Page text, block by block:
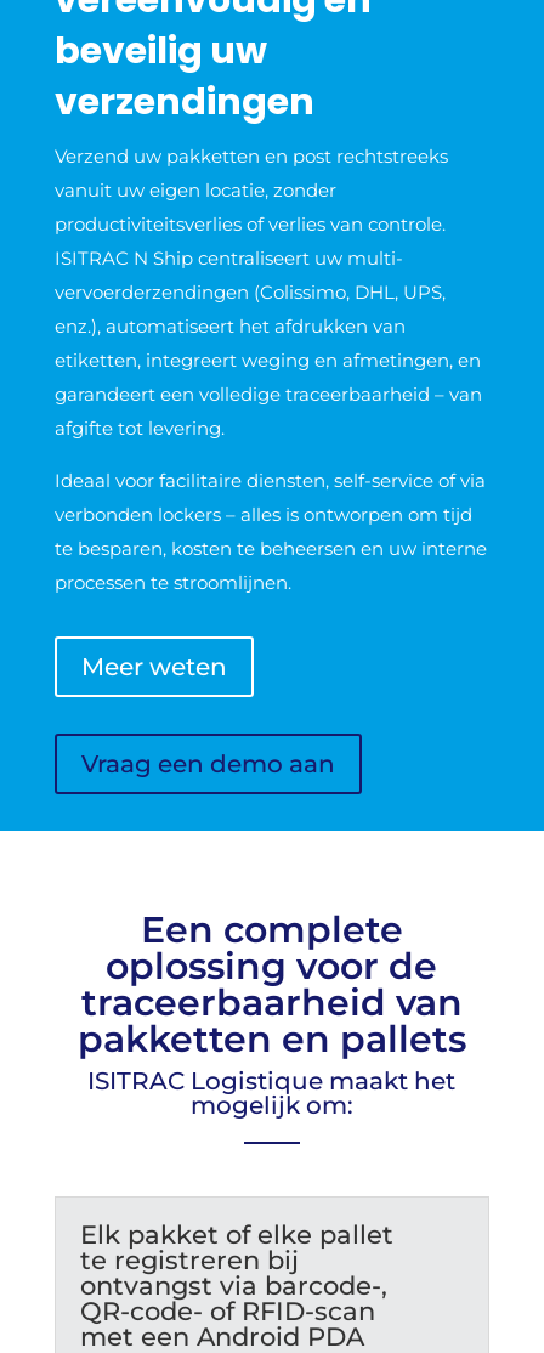
beveilig uw
verzendingen
Verzend uw pakketten en post rechtstreeks
vanuit uw eigen locatie, zonder
productiviteitsverlies of verlies van controle.
ISITRAC N Ship centraliseert uw multi-
vervoerderzendingen (Colissimo, DHL, UPS,
enz.), automatiseert het afdrukken van
etiketten, integreert weging en afmetingen, en
garandeert een volledige traceerbaarheid – van
afgifte tot levering.
Ideaal voor facilitaire diensten, self-service of via
verbonden lockers – alles is ontworpen om tijd
te besparen, kosten te beheersen en uw interne
processen te stroomlijnen.
Meer weten
Vraag een demo aan
Een complete
oplossing voor de
traceerbaarheid van
pakketten en pallets
ISITRAC Logistique maakt het
mogelijk om:
Elk pakket of elke pallet
te registreren bij
ontvangst via barcode-,
QR-code- of RFID-scan
met een Android PDA